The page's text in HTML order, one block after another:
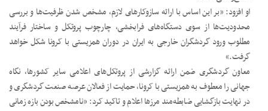
او افزود: «بر این اساس با ارائه سازوکار‌های لازم، مشخص شدن ظرفیت‌ها و بررسی
محدودیت‌ها از سوی دستگاه‌های فرابخشی، چارچوب پروتکل و ساختار فرآیند
مطلوب ورود گردشگران خارجی به ایران در دوران همزیستی با کرونا شکل خواهد
گرفت.»
معاون گردشگری ضمن ارائه گزارشی از پروتکل‌های اعلامی سایر کشورها، نگاه
جهانی را معطوف به همزیستی با کرونا، حمایت از فعالان عرصه صنعت گردشگری و
در نهایت بازگشایی ضابطه‌مند مرزها اعلام و تاکید کرد: «نامشخص بودن بازه زمانی